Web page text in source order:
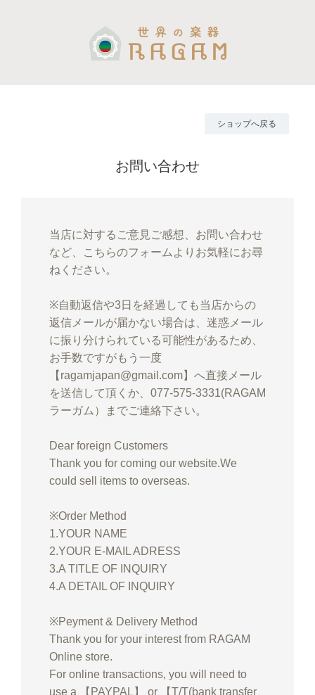
ショップへ戻る
お問い合わせ
当店に対するご意見ご感想、お問い合わせ
など、こちらのフォームよりお気軽にお尋
ねください。
※自動返信や3日を経過しても当店からの
返信メールが届かない場合は、迷惑メール
に振り分けられている可能性があるため、
お手数ですがもう一度
【ragamjapan@gmail.com】へ直接メール
を送信して頂くか、077-575-3331(RAGAM
ラーガム）までご連絡下さい。
Dear foreign Customers
Thank you for coming our website.We
could sell items to overseas.
※Order Method
1.YOUR NAME
2.YOUR E-MAIL ADRESS
3.A TITLE OF INQUIRY
4.A DETAIL OF INQUIRY
※Peyment & Delivery Method
Thank you for your interest from RAGAM
Online store.
For online transactions, you will need to
use a 【PAYPAL】 or 【T/T(bank transfer